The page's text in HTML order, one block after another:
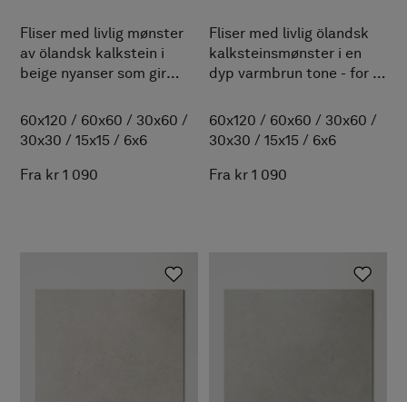
Fliser med livlig mønster
av ölandsk kalkstein i
beige nyanser som gir
60x120 / 60x60 / 30x60 /
30x30 / 15x15 / 6x6
Fra kr 1 090
Fliser med livlig ölandsk
kalksteinsmønster i en
dyp varmbrun tone - for et
varme og en naturlig,
dempet luksus.
60x120 / 60x60 / 30x60 /
30x30 / 15x15 / 6x6
Fra kr 1 090